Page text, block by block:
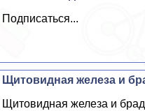
Подписаться...
Щитовидная железа и
Щитовидная железа и